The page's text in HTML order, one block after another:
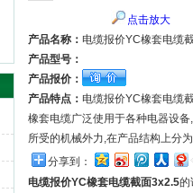
点击放大
产品名称： 电缆报价YC橡套电缆
产品型号：
产品报价：
产品特点： 电缆报价YC橡套电缆
橡套电缆广泛使用于各种电器设
所受的机械外力,在产品结构上分
分享到：
电缆报价YC橡套电缆截面3x2.5的